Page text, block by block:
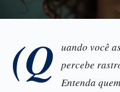
(Q
uando você
percebe
Entenda